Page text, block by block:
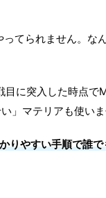
てられません。な
に突入した時点で
」マテリアも使いま
りやすい手順で誰